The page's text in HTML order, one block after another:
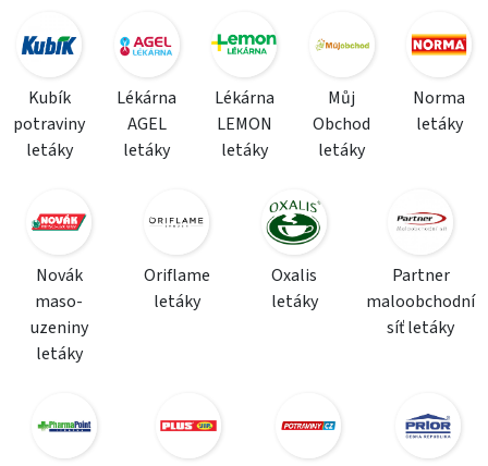
Kubík
potraviny
letáky
Lékárna
AGEL
letáky
Lékárna
LEMON
letáky
Můj
Obchod
letáky
Norma
letáky
Novák
maso-
uzeniny
letáky
Oriflame
letáky
Oxalis
letáky
Partner
maloobchodní
síť letáky